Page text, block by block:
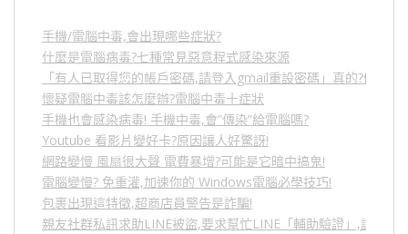
手機/電腦中毒,會出現哪些症狀?
什麼是電腦病毒?七種常見惡意程式感染來源
「有人已取得您的帳戶密碼,請登入gmail重設密碼」真的?假的?5
懷疑電腦中毒該怎麼辦?電腦中毒十症狀
手機也會感染病毒! 手機中毒,會”傳染”給電腦嗎?
Youtube 看影片變好卡?原因讓人好驚訝!
網路變慢 風扇很大聲 電費暴增?可能是它暗中搞鬼!
電腦變慢? 免重灌,加速你的 Windows電腦必學技巧!
包裹出現這特徵,超商店員警告是詐騙!
親友社群私訊求助LINE被盜,要求幫忙LINE「輔助驗證」,詐騙